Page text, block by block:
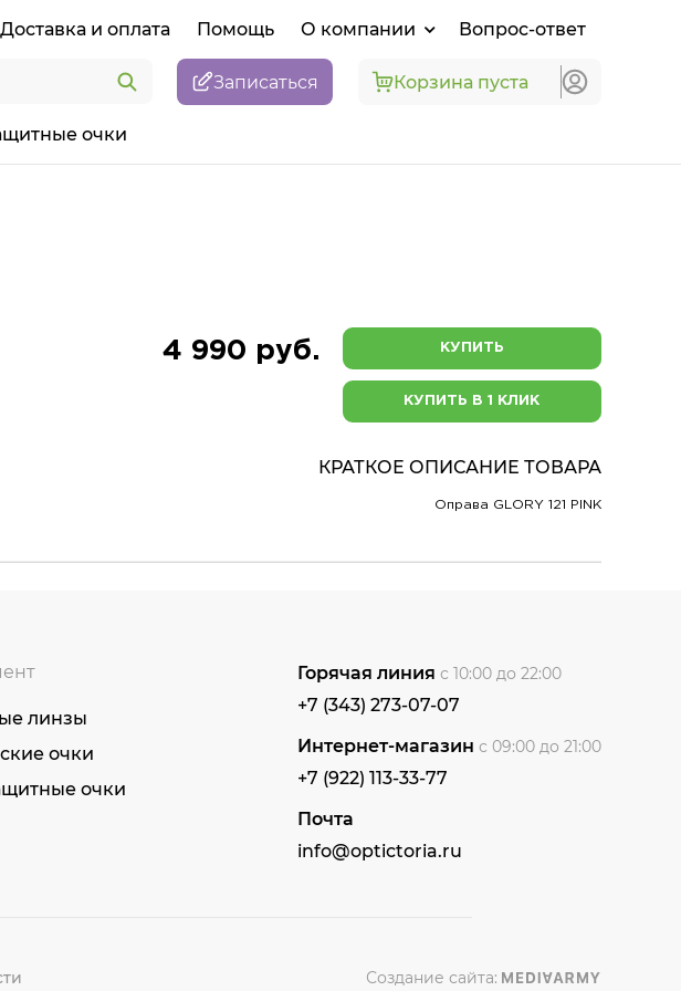
Доставка и оплата Помощь О компании Вопрос-ответ
Записаться Корзина пуста
очки
4 990 руб. КУПИТЬ
КУПИТЬ В 1 КЛИК
КРАТКОЕ ОПИСАНИЕ ТОВАРА
Оправа GLORY 121 PINK
линзы
очки
очки
Горячая линия с 10:00 до 22:00
+7 (343) 273-07-07
Интернет-магазин с 09:00 до 21:00
+7 (922) 113-33-77
Почта
info@optictoria.ru
Создание сайта: